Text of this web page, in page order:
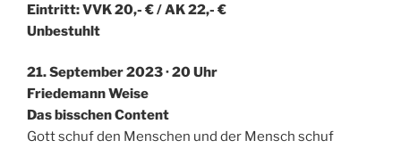
Eintritt: VVK 20,- € / AK 22,- €
Unbestuhlt
21. September 2023 · 20 Uhr
Friedemann Weise
Das bisschen Content
Gott schuf den Menschen und der Mensch schuf